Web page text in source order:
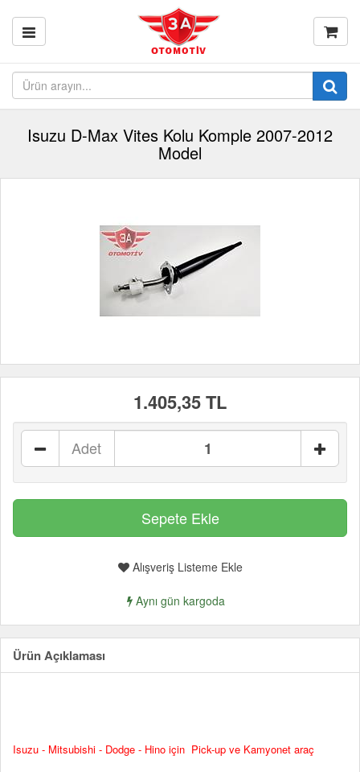
Isuzu D-Max Vites Kolu Komple 2007-2012
Model
1.405,35 TL
Adet
Alışveriş Listeme Ekle
Aynı gün kargoda
Ürün Açıklaması
Isuzu - Mitsubishi - Dodge - Hino için Pick-up ve Kamyonet araç